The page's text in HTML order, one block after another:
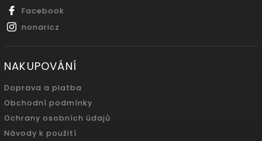
Facebook
nonaricz
NAKUPOVÁNÍ
Doprava a platba
Obchodní podmínky
Ochrany osobních údajů
Návody k použití